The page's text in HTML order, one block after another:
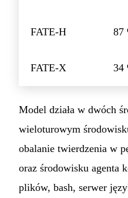
FATE-H 87
FATE-X 34
Model działa w dwóch
wieloturowym
obalanie twierdzenia w
oraz środowisku agenta
plików, bash, serwer